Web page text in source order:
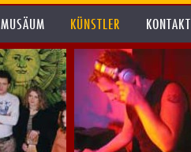
MUSÄUM KÜNSTLER KONTAKT